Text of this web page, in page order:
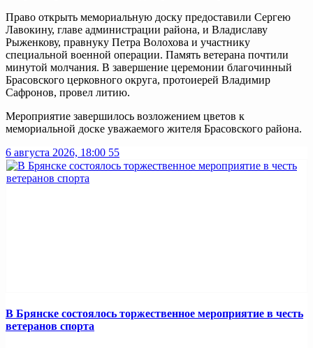
Право открыть мемориальную доску предоставили Сергею
Лавокину, главе администрации района, и Владиславу
Рыженкову, правнуку Петра Волохова и участнику
специальной военной операции. Память ветерана почтили
минутой молчания. В завершение церемонии благочинный
Брасовского церковного округа, протоиерей Владимир
Сафронов, провел литию.
Мероприятие завершилось возложением цветов к
мемориальной доске уважаемого жителя Брасовского района.
6 августа 2026, 18:00 55
В Брянске состоялось торжественное мероприятие в честь
ветеранов спорта